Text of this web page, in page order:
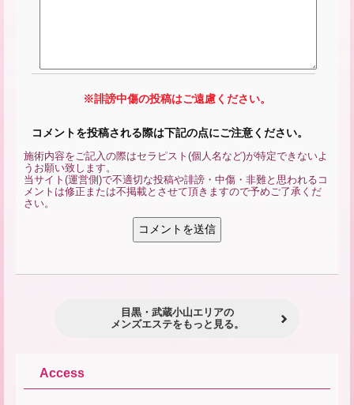
※誹謗中傷の投稿はご遠慮ください。
コメントを投稿される際は下記の点にご注意ください。
施術内容をご記入の際はセラピスト(個人名など)が特定できないよ
うお願い致します。
当サイト(運営側)で不適切な投稿や誹謗・中傷・非難と思われるコ
メントは修正または不掲載とさせて頂きますので予めご了承くだ
さい。
目黒・武蔵小山エリアの
メンズエステをもっと見る。
Access